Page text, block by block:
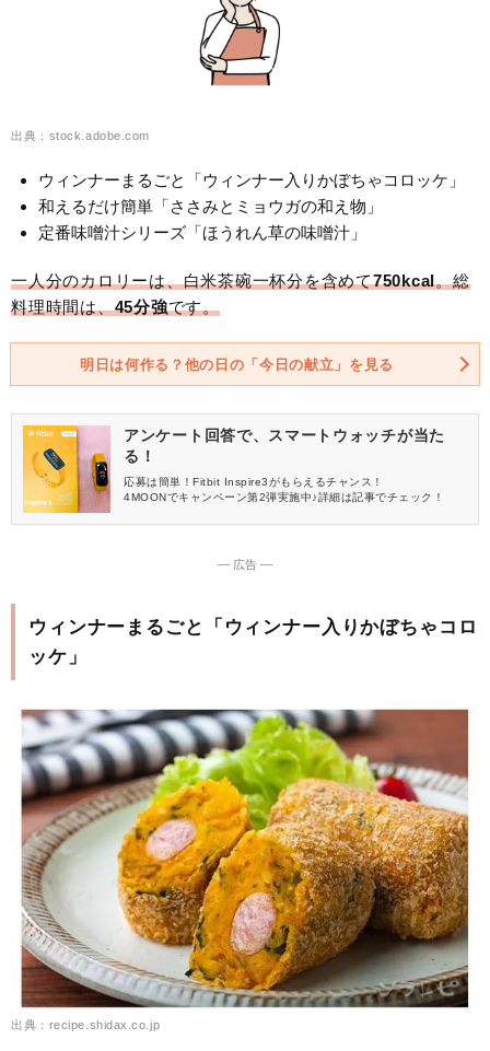
出典：stock.adobe.com
ウィンナーまるごと「ウィンナー入りかぼちゃコロッケ」
和えるだけ簡単「ささみとミョウガの和え物」
定番味噌汁シリーズ「ほうれん草の味噌汁」
一人分のカロリーは、白米茶碗一杯分を含めて750kcal。総
料理時間は、45分強です。
明日は何作る？他の日の「今日の献立」を見る
アンケート回答で、スマートウォッチが当た
る！
応募は簡単！Fitbit Inspire3がもらえるチャンス！
4MOONでキャンペーン第2弾実施中♪詳細は記事でチェック！
― 広告 ―
ウィンナーまるごと「ウィンナー入りかぼちゃコロ
ッケ」
出典：recipe.shidax.co.jp